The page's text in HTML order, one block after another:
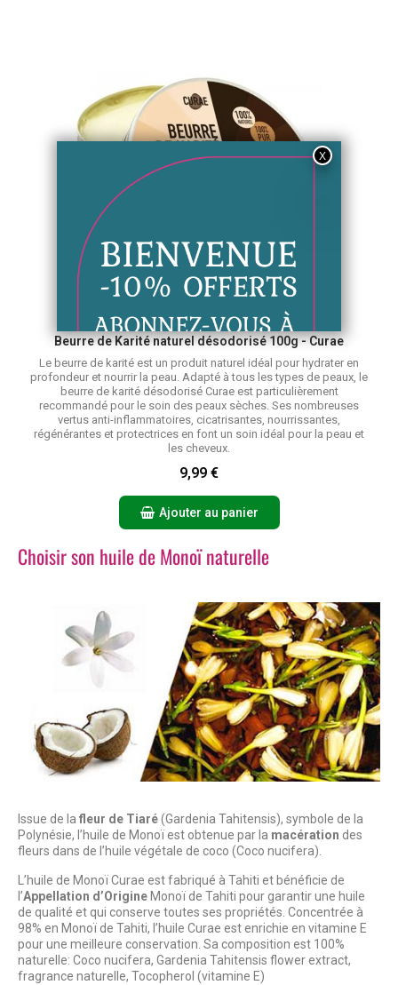
Aperçu rapide
Beurre et baume corps
Beurre de Karité naturel désodorisé 100g - Curae
Le beurre de karité est un produit naturel idéal pour hydrater en
profondeur et nourrir la peau. Adapté à tous les types de peaux, le
beurre de karité désodorisé Curae est particulièrement
recommandé pour le soin des peaux sèches. Ses nombreuses
vertus anti-inflammatoires, cicatrisantes, nourrissantes,
régénérantes et protectrices en font un soin idéal pour la peau et
les cheveux.
9,99 €
Ajouter au panier
Choisir son huile de Monoï naturelle
Issue de la fleur de Tiaré(Gardenia Tahitensis), symbole de la
Polynésie, l’huile de Monoï est obtenue par la macération des
fleurs dans de l’huile végétale de coco (Coco nucifera).
L’huile de Monoï Curae est fabriqué à Tahiti et bénéficie de
l’Appellation d’Origine Monoï de Tahiti pour garantir une huile
de qualité et qui conserve toutes ses propriétés. Concentrée à
98% en Monoï de Tahiti, l’huile Curae est enrichie en vitamine E
pour une meilleure conservation. Sa composition est 100%
naturelle: Coco nucifera, Gardenia Tahitensis flower extract,
fragrance naturelle, Tocopherol (vitamine E)